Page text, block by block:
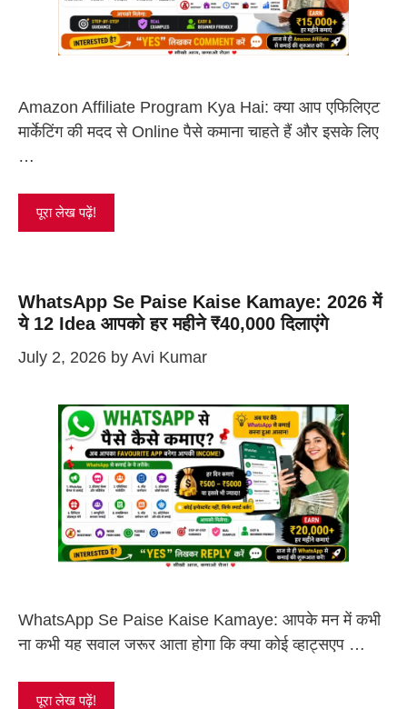
Amazon Affiliate Program Kya Hai: क्या आप एफिलिएट
मार्केटिंग की मदद से Online पैसे कमाना चाहते हैं और इसके लिए
…
पूरा लेख पढ़ें!
WhatsApp Se Paise Kaise Kamaye: 2026 में
ये 12 Idea आपको हर महीने ₹40,000 दिलाएंगे
July 2, 2026 by Avi Kumar
WhatsApp Se Paise Kaise Kamaye: आपके मन में कभी
ना कभी यह सवाल जरूर आता होगा कि क्या कोई व्हाट्सएप …
पूरा लेख पढ़ें!